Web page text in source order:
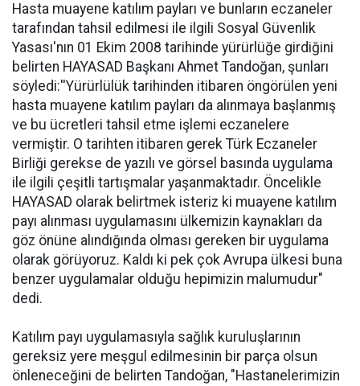
Hasta muayene katılım payları ve bunların eczaneler
tarafından tahsil edilmesi ile ilgili Sosyal Güvenlik
Yasası'nın 01 Ekim 2008 tarihinde yürürlüğe girdiğini
belirten HAYASAD Başkanı Ahmet Tandoğan, şunları
söyledi:''Yürürlülük tarihinden itibaren öngörülen yeni
hasta muayene katılım payları da alınmaya başlanmış
ve bu ücretleri tahsil etme işlemi eczanelere
vermiştir. O tarihten itibaren gerek Türk Eczaneler
Birliği gerekse de yazılı ve görsel basında uygulama
ile ilgili çeşitli tartışmalar yaşanmaktadır. Öncelikle
HAYASAD olarak belirtmek isteriz ki muayene katılım
payı alınması uygulamasını ülkemizin kaynakları da
göz önüne alındığında olması gereken bir uygulama
olarak görüyoruz. Kaldı ki pek çok Avrupa ülkesi buna
benzer uygulamalar olduğu hepimizin malumudur"
dedi.
Katılım payı uygulamasıyla sağlık kuruluşlarının
gereksiz yere meşgul edilmesinin bir parça olsun
önleneceğini de belirten Tandoğan, "Hastanelerimizin